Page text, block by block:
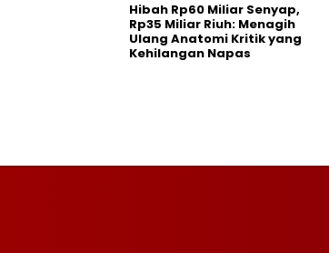
Hibah Rp60 Miliar Senyap,
Rp35 Miliar Riuh: Menagih
Ulang Anatomi Kritik yang
Kehilangan Napas